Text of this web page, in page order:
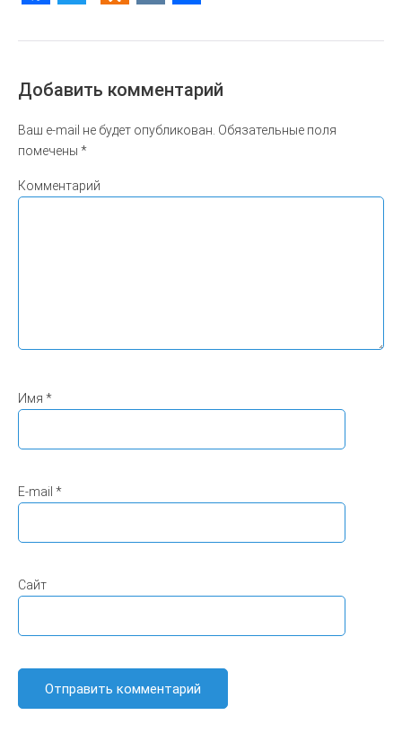
Добавить комментарий
Ваш e-mail не будет опубликован. Обязательные поля
помечены *
Комментарий
Имя *
E-mail *
Сайт